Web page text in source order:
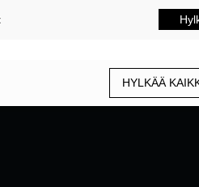
MUOKKAA EVÄSTEASETUKSIA